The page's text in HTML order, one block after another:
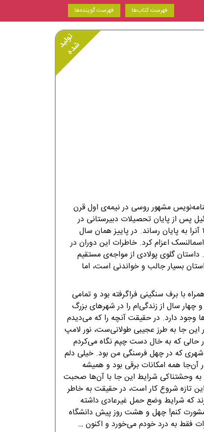
فهرست گوینده‌ها فهرست کتاب‌ها
تولید
شده
مشهور روسی در نیمه‌ی اول قرن
از پایان تحصیلات دبیرستانی در
۱۹۰۹ وارد دانشکده پزشکی دانشگاه دانشگاه کیف شد و در ۱۹۱۶ آنرا به پایان رساند. در پاییز همان سال
اعزام کرد. خاطرات این دوران در
گلوی پولادی از مواجه‌ی مستقیم
بسیار جالب و خواندنی است، اما
با برف سنگینی فراگرفته بود و تمامی
چهار سال از زندگی‌ام را در شهرهای بزرگ
وجود دارد. در حقیقت آنچه را که می‌دیدم
این جا به طرز عجیبی طولانی‌ست، نور لامپ
حالی که به خال دست چپم نگاه می‌کردم
شهری که در چهل فرسنگی من بود. خیلی دلم
همه امکانات برقی بود و همیشه
به وحشتناکی شرایط این جا با آن‌ها صحبت
تازه شروع کار است، در حقیقت به خاطر
که شرایط وضع حمل غیرعادی داشته
مشورت کنم! چهل و هشت روز پیش دانشگاه
فقط به درد خودم می‌خورد و اکنون …